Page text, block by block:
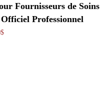
Fournisseurs de Soins
Professionnel
$